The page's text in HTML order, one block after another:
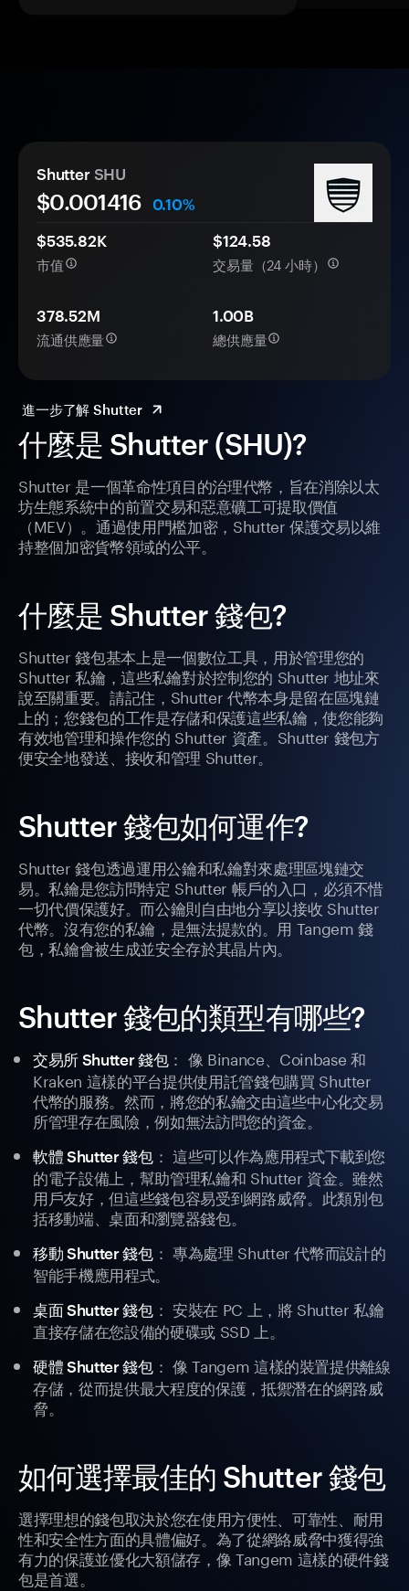
什麼是 Shutter (SHU)?
Shutter 是一個革命性項目的治理代幣，旨在消除以太
坊生態系統中的前置交易和惡意礦工可提取價值
（MEV）。通過使用門檻加密，Shutter 保護交易以維
持整個加密貨幣領域的公平。
什麼是 Shutter 錢包?
Shutter 錢包基本上是一個數位工具，用於管理您的
Shutter 私鑰，這些私鑰對於控制您的 Shutter 地址來
說至關重要。請記住，Shutter 代幣本身是留在區塊鏈
上的；您錢包的工作是存儲和保護這些私鑰，使您能夠
有效地管理和操作您的 Shutter 資產。Shutter 錢包方
便安全地發送、接收和管理 Shutter。
Shutter 錢包如何運作?
Shutter 錢包透過運用公鑰和私鑰對來處理區塊鏈交
易。私鑰是您訪問特定 Shutter 帳戶的入口，必須不惜
一切代價保護好。而公鑰則自由地分享以接收 Shutter
代幣。沒有您的私鑰，是無法提款的。用 Tangem 錢
包，私鑰會被生成並安全存於其晶片內。
Shutter 錢包的類型有哪些?
交易所 Shutter 錢包： 像 Binance、Coinbase 和
Kraken 這樣的平台提供使用託管錢包購買 Shutter
代幣的服務。然而，將您的私鑰交由這些中心化交易
所管理存在風險，例如無法訪問您的資金。
軟體 Shutter 錢包： 這些可以作為應用程式下載到您
的電子設備上，幫助管理私鑰和 Shutter 資金。雖然
用戶友好，但這些錢包容易受到網路威脅。此類別包
括移動端、桌面和瀏覽器錢包。
移動 Shutter 錢包： 專為處理 Shutter 代幣而設計的
智能手機應用程式。
桌面 Shutter 錢包： 安裝在 PC 上，將 Shutter 私鑰
直接存儲在您設備的硬碟或 SSD 上。
硬體 Shutter 錢包： 像 Tangem 這樣的裝置提供離線
存儲，從而提供最大程度的保護，抵禦潛在的網路威
脅。
如何選擇最佳的 Shutter 錢包
選擇理想的錢包取決於您在使用方便性、可靠性、耐用
性和安全性方面的具體偏好。為了從網絡威脅中獲得強
有力的保護並優化大額儲存，像 Tangem 這樣的硬件錢
包是首選。
Shutter SHU
$0.001416
0.10%
$535.82K
市值
$124.58
交易量（24 小時）
378.52M
流通供應量
1.00B
總供應量
進一步了解 Shutter